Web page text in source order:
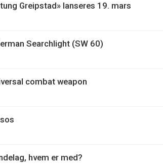
Greipstad» lanseres 19. mars
Searchlight (SW 60)
combat weapon
hvem er med?